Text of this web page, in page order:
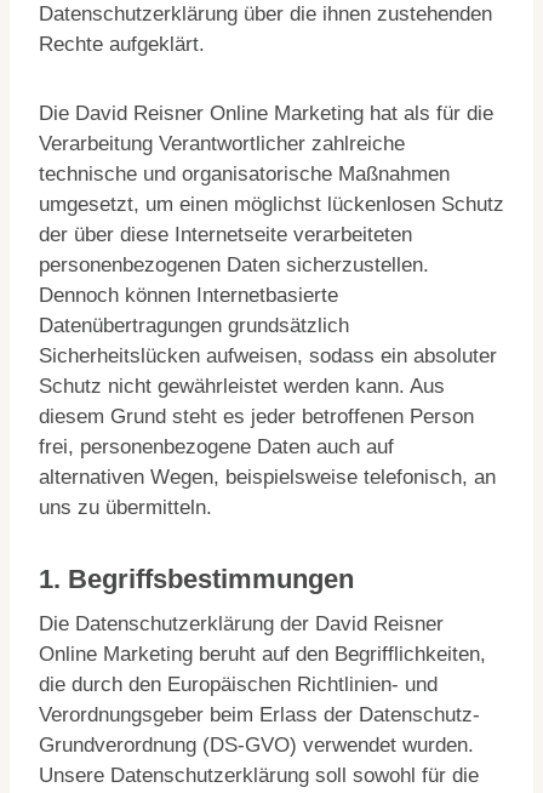
Datenschutzerklärung über die ihnen zustehenden
Rechte aufgeklärt.
Die David Reisner Online Marketing hat als für die
Verarbeitung Verantwortlicher zahlreiche
technische und organisatorische Maßnahmen
umgesetzt, um einen möglichst lückenlosen Schutz
der über diese Internetseite verarbeiteten
personenbezogenen Daten sicherzustellen.
Dennoch können Internetbasierte
Datenübertragungen grundsätzlich
Sicherheitslücken aufweisen, sodass ein absoluter
Schutz nicht gewährleistet werden kann. Aus
diesem Grund steht es jeder betroffenen Person
frei, personenbezogene Daten auch auf
alternativen Wegen, beispielsweise telefonisch, an
uns zu übermitteln.
1. Begriffsbestimmungen
Die Datenschutzerklärung der David Reisner
Online Marketing beruht auf den Begrifflichkeiten,
die durch den Europäischen Richtlinien- und
Verordnungsgeber beim Erlass der Datenschutz-
Grundverordnung (DS-GVO) verwendet wurden.
Unsere Datenschutzerklärung soll sowohl für die